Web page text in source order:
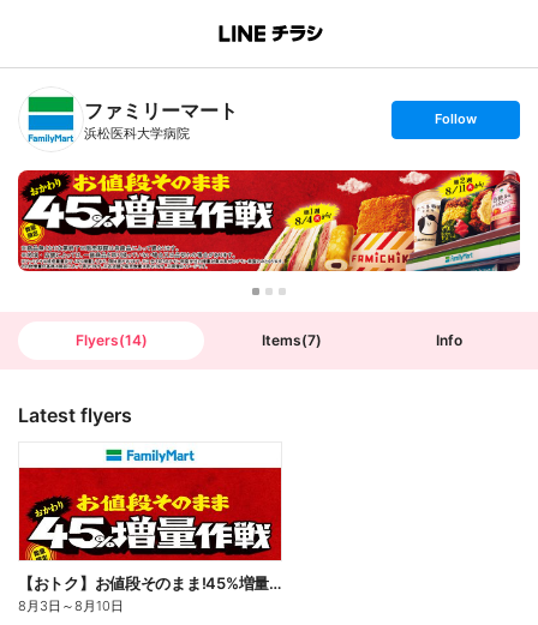
B
n
T
ファミリーマート
浜松医科大学病院
s
t
o
l
l
o
w
Follow
Flyers(14) Items(7) Info
Latest flyers
【おトク】お値段そのまま!45%増量作戦!
8月3日 ～8月10日